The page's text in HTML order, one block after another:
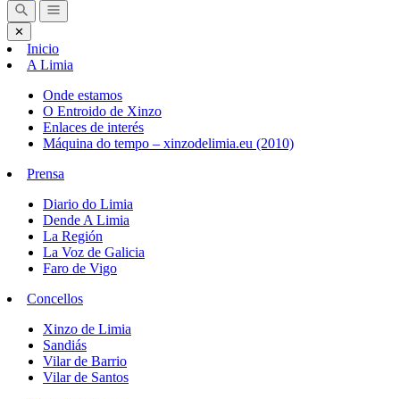
✕
Inicio
A Limia
Onde estamos
O Entroido de Xinzo
Enlaces de interés
Máquina do tempo – xinzodelimia.eu (2010)
Prensa
Diario do Limia
Dende A Limia
La Región
La Voz de Galicia
Faro de Vigo
Concellos
Xinzo de Limia
Sandiás
Vilar de Barrio
Vilar de Santos